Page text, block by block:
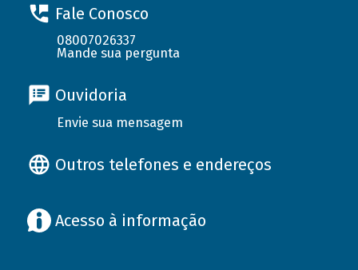
Fale Conosco
08007026337
Mande sua pergunta
Ouvidoria
Envie sua mensagem
Outros telefones e endereços
Acesso à informação